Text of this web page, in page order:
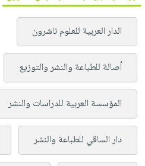
الدار العربية للعلوم ناشرون
أصالة للطباعة والنشر والتوزيع
المؤسسة العربية للدراسات والنشر
دار الساقي للطباعة والنشر